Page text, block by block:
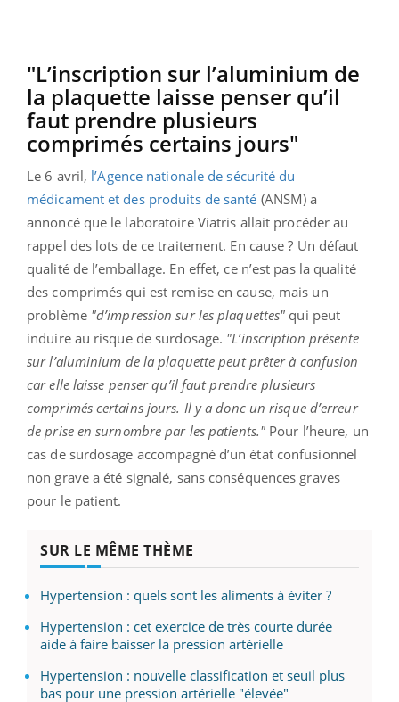
"L’inscription sur l’aluminium de
la plaquette laisse penser qu’il
faut prendre plusieurs
comprimés certains jours"
Le 6 avril, l’Agence nationale de sécurité du
médicament et des produits de santé (ANSM) a
annoncé que le laboratoire Viatris allait procéder au
rappel des lots de ce traitement. En cause ? Un défaut
qualité de l’emballage. En effet, ce n’est pas la qualité
des comprimés qui est remise en cause, mais un
problème "d’impression sur les plaquettes" qui peut
induire au risque de surdosage. "L’inscription présente
sur l’aluminium de la plaquette peut prêter à confusion
car elle laisse penser qu’il faut prendre plusieurs
comprimés certains jours. Il y a donc un risque d’erreur
de prise en surnombre par les patients." Pour l’heure, un
cas de surdosage accompagné d’un état confusionnel
non grave a été signalé, sans conséquences graves
pour le patient.
SUR LE MÊME THÈME
Hypertension : quels sont les aliments à éviter ?
Hypertension : cet exercice de très courte durée
aide à faire baisser la pression artérielle
Hypertension : nouvelle classification et seuil plus
bas pour une pression artérielle "élevée"